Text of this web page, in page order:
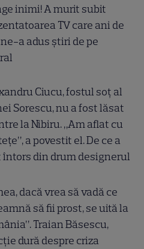
inimi! A murit subit
TV care ani de
a adus știri de pe
Ciucu, fostul soț al
Sorescu, nu a fost lăsat
la Nibiru. „Am aflat cu
a povestit el. De ce a
întors din drum designerul
dacă vrea să vadă ce
să fii prost, se uită la
Traian Băsescu,
dură despre criza